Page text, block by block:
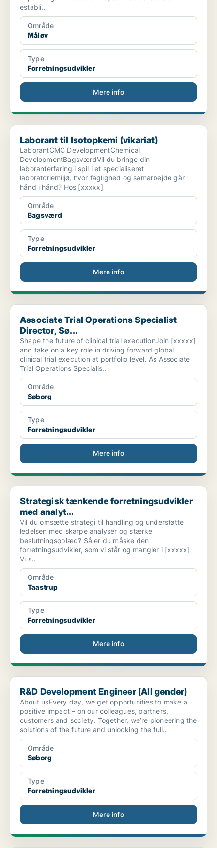
establi..
Område
Måløv
Type
Forretningsudvikler
Mere info
Laborant til Isotopkemi (vikariat)
Laborant til Isotopkemi (vikariat)
LaborantCMC DevelopmentChemical
DevelopmentBagsværdVil du bringe din
laboranterfaring i spil i et specialiseret
laboratoriemiljø, hvor faglighed og samarbejde går
hånd i hånd? Hos [xxxxx]
Område
Bagsværd
Type
Forretningsudvikler
Mere info
Associate Trial Operations Specialist Director, Sø...
Associate Trial Operations Specialist
Director, Sø...
Shape the future of clinical trial executionJoin [xxxxx]
and take on a key role in driving forward global
clinical trial execution at portfolio level. As Associate
Trial Operations Specialis..
Område
Søborg
Type
Forretningsudvikler
Mere info
Strategisk tænkende forretningsudvikler med analyt...
Strategisk tænkende forretningsudvikler
med analyt...
Vil du omsætte strategi til handling og understøtte
ledelsen med skarpe analyser og stærke
beslutningsoplæg? Så er du måske den
forretningsudvikler, som vi står og mangler i [xxxxx]
Vi s..
Område
Taastrup
Type
Forretningsudvikler
Mere info
R&D Development Engineer (All gender)
R&D Development Engineer (All gender)
About usEvery day, we get opportunities to make a
positive impact – on our colleagues, partners,
customers and society. Together, we’re pioneering the
solutions of the future and unlocking the full..
Område
Søborg
Type
Forretningsudvikler
Mere info